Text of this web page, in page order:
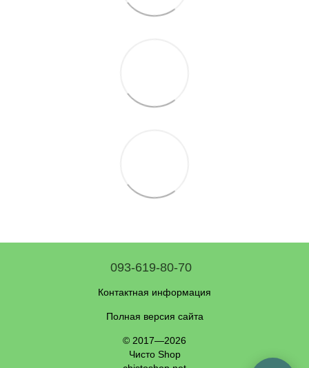
093-619-80-70
Контактная информация
Полная версия сайта
© 2017—2026
Чисто Shop